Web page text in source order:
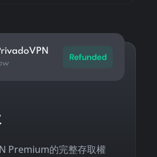
Premium的完整存取權